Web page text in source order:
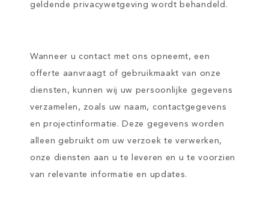
geldende privacywetgeving wordt behandeld.
Wanneer u contact met ons opneemt, een
offerte aanvraagt of gebruikmaakt van onze
diensten, kunnen wij uw persoonlijke gegevens
verzamelen, zoals uw naam, contactgegevens
en projectinformatie. Deze gegevens worden
alleen gebruikt om uw verzoek te verwerken,
onze diensten aan u te leveren en u te voorzien
van relevante informatie en updates.